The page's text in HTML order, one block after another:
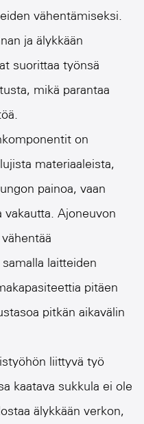
vähentämiseksi.
ja älykkään
suorittaa työnsä
mikä parantaa
on
materiaaleista,
painoa, vaan
vakautta. Ajoneuvon
laitteiden
pitäen
pitkän aikavälin
liittyvä työ
kaatava sukkula ei ole
älykkään verkon,